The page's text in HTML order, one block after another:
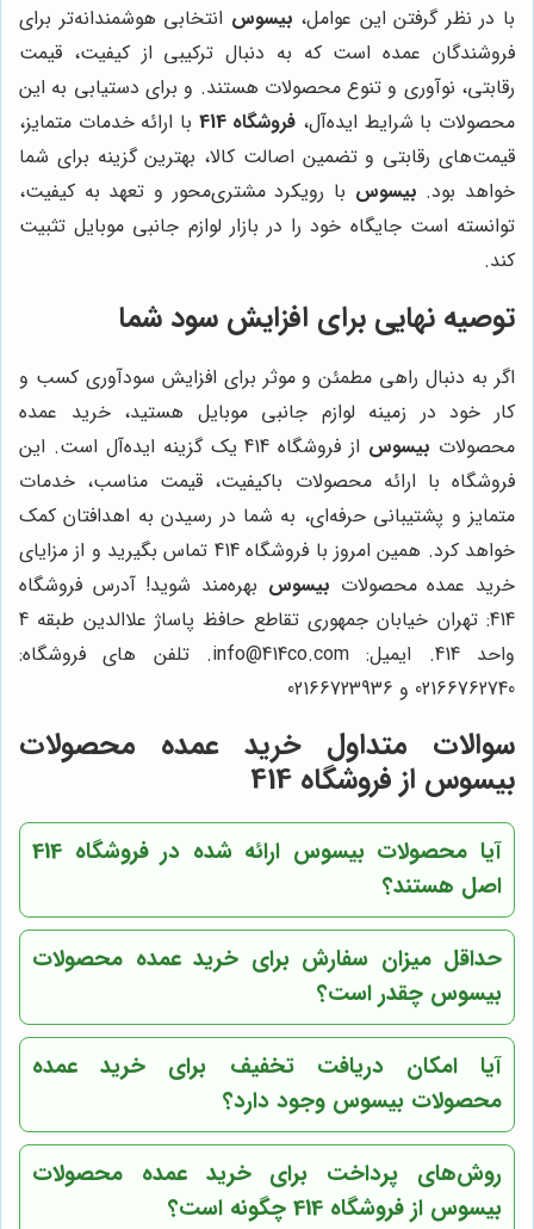
با در نظر گرفتن این عوامل، بیسوس انتخابی هوشمندانه‌تر برای
فروشندگان عمده است که به دنبال ترکیبی از کیفیت، قیمت
رقابتی، نوآوری و تنوع محصولات هستند. و برای دستیابی به این
محصولات با شرایط ایده‌آل، فروشگاه 414
با ارائه خدمات متمایز،
قیمت‌های رقابتی و تضمین اصالت کالا، بهترین گزینه برای شما
خواهد بود. بیسوس با رویکرد مشتری‌محور و تعهد به کیفیت،
توانسته است جایگاه خود را در بازار لوازم جانبی موبایل تثبیت
کند.
توصیه نهایی برای افزایش سود شما
اگر به دنبال راهی مطمئن و موثر برای افزایش سودآوری کسب و
کار خود در زمینه لوازم جانبی موبایل هستید، خرید عمده
محصولات بیسوس
از فروشگاه 414 یک گزینه ایده‌آل است. این
فروشگاه با ارائه محصولات باکیفیت، قیمت مناسب، خدمات
متمایز و پشتیبانی حرفه‌ای، به شما در رسیدن به اهدافتان کمک
خواهد کرد. همین امروز با فروشگاه 414 تماس بگیرید و از مزایای
خرید عمده محصولات بیسوس بهره‌مند شوید! آدرس فروشگاه
414: تهران خیابان جمهوری تقاطع حافظ پاساژ علاالدین طبقه 4
واحد 414. ایمیل: info@414co.com. تلفن های فروشگاه:
02166762740 و 02166723936
سوالات متداول خرید عمده محصولات
بیسوس از فروشگاه 414
آیا محصولات بیسوس ارائه شده در فروشگاه 414
اصل هستند؟
حداقل میزان سفارش برای خرید عمده محصولات
بیسوس چقدر است؟
آیا امکان دریافت تخفیف برای خرید عمده
محصولات بیسوس وجود دارد؟
روش‌های پرداخت برای خرید عمده محصولات
بیسوس از فروشگاه 414 چگونه است؟